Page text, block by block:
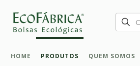
HOME PRODUTOS QUEM SOMOS